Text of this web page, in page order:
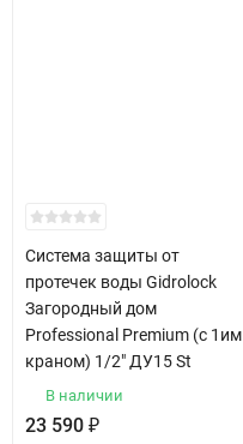
Система защиты от
протечек воды Gidrolock
Загородный дом
Professional Premium (c 1им
краном) 1/2" ДУ15 St
В наличии
23 590 ₽